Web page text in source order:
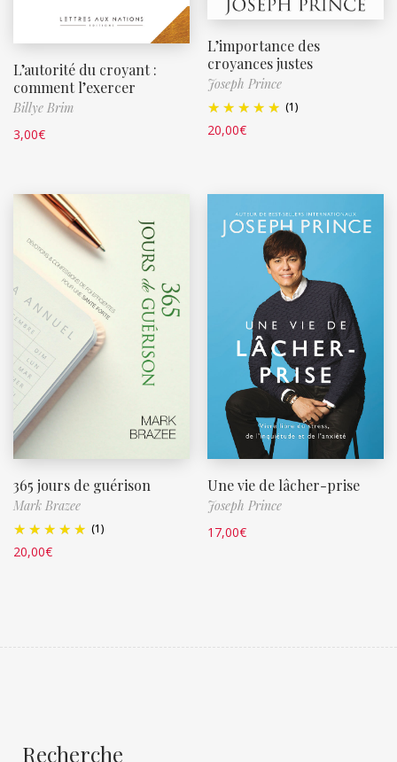
L’autorité du croyant :
comment l’exercer
Billye Brim
3,00€
L’importance des
croyances justes
Joseph Prince
(1)
20,00€
365 jours de guérison
Mark Brazee
(1)
20,00€
Une vie de lâcher-prise
Joseph Prince
17,00€
Recherche